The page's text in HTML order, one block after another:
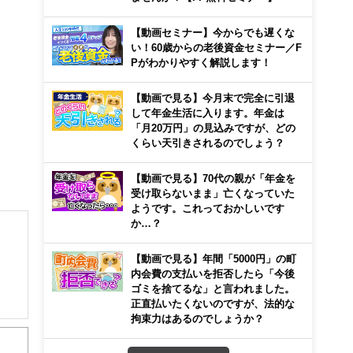
【動画セミナー】今からでも遅くな
い！60歳からの老後資金セミナー／F
Pがわかりやすく解説します！
【動画で見る】今月末で完全に引退
して年金生活に入ります。年金は
「月20万円」の見込みですが、どの
くらい天引きされるのでしょう？
【動画で見る】70代の親が「年金を
受け取らないまま」亡くなっていた
ようです。これっておかしいです
か…？
【動画で見る】年間「5000円」の町
内会費の支払いを拒否したら「今後
ゴミを捨てるな」と言われました。
正直払いたくないのですが、法的な
拘束力はあるのでしょうか？